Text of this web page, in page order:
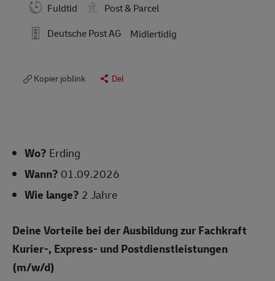
Fuldtid
Post & Parcel
Deutsche Post AG
Midlertidig
Kopier joblink Del
Wo? Erding
Wann? 01.09.2026
Wie lange? 2 Jahre
Deine Vorteile bei der Ausbildung zur Fachkraft
Kurier-, Express- und Postdienstleistungen
(m/w/d)